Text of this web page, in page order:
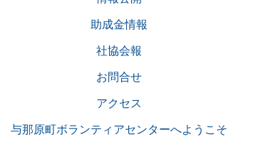
助成金情報
社協会報
お問合せ
アクセス
与那原町ボランティアセンターへようこそ